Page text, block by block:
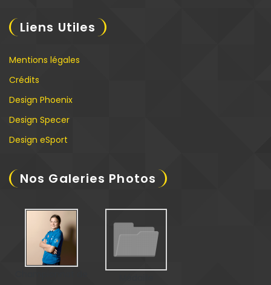
Liens Utiles
Mentions légales
Crédits
Design Phoenix
Design Specer
Design eSport
Nos Galeries Photos